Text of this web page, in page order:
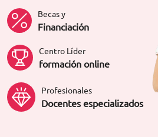
Becas y
Financiación
Centro Líder
formación online
Profesionales
Docentes especializados